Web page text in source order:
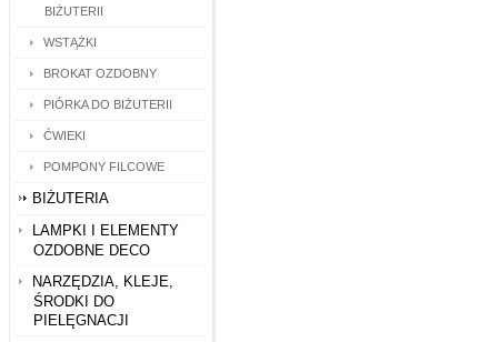
BIŻUTERII
WSTĄŻKI
BROKAT OZDOBNY
PIÓRKA DO BIŻUTERII
ĆWIEKI
POMPONY FILCOWE
BIŻUTERIA
LAMPKI I ELEMENTY
OZDOBNE DECO
NARZĘDZIA, KLEJE,
ŚRODKI DO
PIELĘGNACJI